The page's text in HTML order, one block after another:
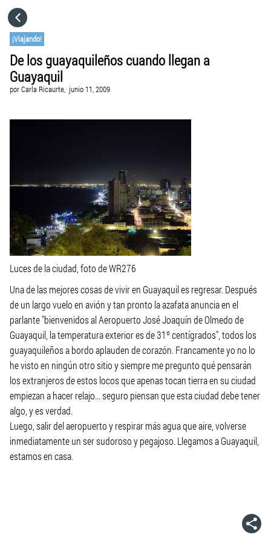
¡Viajando!
De los guayaquileños cuando llegan a
Guayaquil
porCarla Ricaurte, junio 11, 2009
Luces de la ciudad, foto de WR276
Una de las mejores cosas de vivir en Guayaquil es regresar. Después
de un largo vuelo en avión y tan pronto la azafata anuncia en el
parlante "bienvenidos al Aeropuerto José Joaquín de Olmedo de
Guayaquil, la temperatura exterior es de 31º centígrados", todos los
guayaquileños a bordo aplauden de corazón. Francamente yo no lo
he visto en ningún otro sitio y siempre me pregunto qué pensarán
los extranjeros de estos locos que apenas tocan tierra en su ciudad
empiezan a hacer relajo... seguro piensan que esta ciudad debe tener
algo, y es verdad.
Luego, salir del aeropuerto y respirar más agua que aire, volverse
inmediatamente un ser sudoroso y pegajoso. Llegamos a Guayaquil,
estamos en casa.
CATEGORÍAS